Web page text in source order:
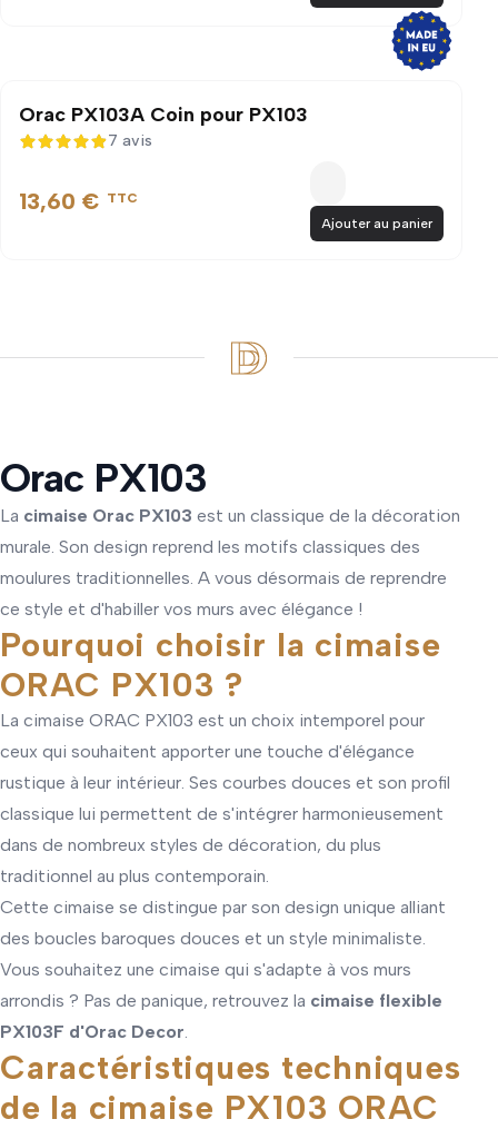
Orac PX103A Coin pour PX103
4,9 sur 5
7 avis
13,60 € TTC
Ajouter au panier
Orac PX103
La cimaise Orac PX103 est un classique de la décoration
murale. Son design reprend les motifs classiques des
moulures traditionnelles. A vous désormais de reprendre
ce style et d'habiller vos murs avec élégance !
Pourquoi choisir la cimaise
ORAC PX103 ?
La cimaise ORAC PX103 est un choix intemporel pour
ceux qui souhaitent apporter une touche d'élégance
rustique à leur intérieur. Ses courbes douces et son profil
classique lui permettent de s'intégrer harmonieusement
dans de nombreux styles de décoration, du plus
traditionnel au plus contemporain.
Cette cimaise se distingue par son design unique alliant
des boucles baroques douces et un style minimaliste.
Vous souhaitez une cimaise qui s'adapte à vos murs
arrondis ? Pas de panique, retrouvez la cimaise flexible
PX103F d'Orac Decor
Caractéristiques techniques
de la cimaise PX103 ORAC